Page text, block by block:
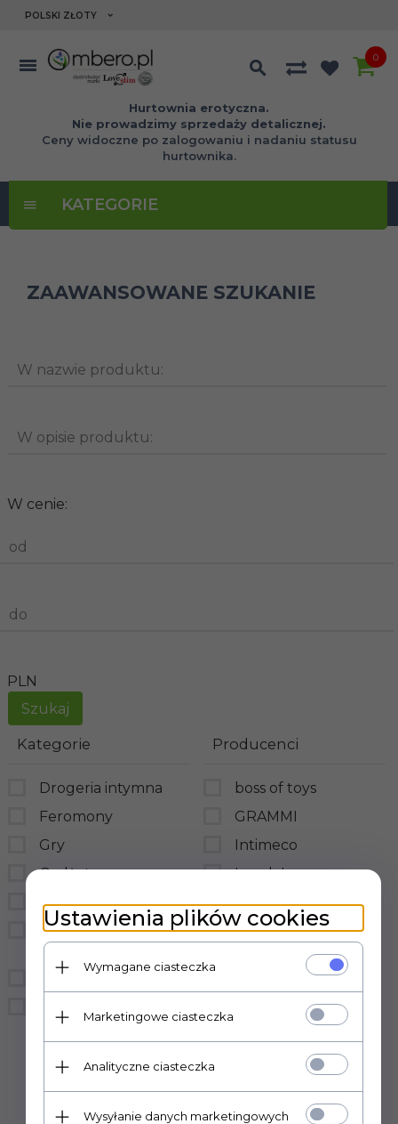
currency_h
POLSKI ZŁOTY
Hurtownia erotyczna.
Nie prowadzimy sprzedaży detalicznej.
Ceny widoczne po zalogowaniu i nadaniu statusu
hurtownika.
0
KATEGORIE
ZAAWANSOWANE SZUKANIE
W nazwie produktu:
W opisie produktu:
W cenie:
od
do
PLN
Kategorie
Drogeria intymna
Feromony
Gry
Gadżety
BDSM
Prezerwatywy
hurtownia
Bielizna
Śmieszne
Producenci
boss of toys
GRAMMI
Intimeco
LovelyLovers
LoveStim
LSDI
medica-group
MedTime
Sexual Health Series
Ustawienia plików cookies
Wymagane ciasteczka
Marketingowe ciasteczka
Analityczne ciasteczka
Wysyłanie danych marketingowych